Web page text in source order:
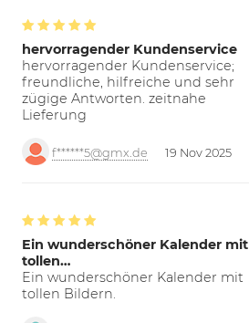
hervorragender Kundenservice
hervorragender Kundenservice;
freundliche, hilfreiche und sehr
zügige Antworten. zeitnahe
Lieferung
f******5@gmx.de 19 Nov 2025
Ein wunderschöner Kalender mit
tollen…
Ein wunderschöner Kalender mit
tollen Bildern.